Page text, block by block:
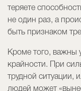
теряете
не один раз, а
быть признаком
Кроме того, важны
крайности. При
трудной ситуации,
людей может